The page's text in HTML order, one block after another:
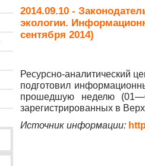
2014.09.10 -
экологии.
сентября 2014)
Ресурсно-аналитический
подготовил
прошедшую неделю
зарегистрированных в
Источник информации: